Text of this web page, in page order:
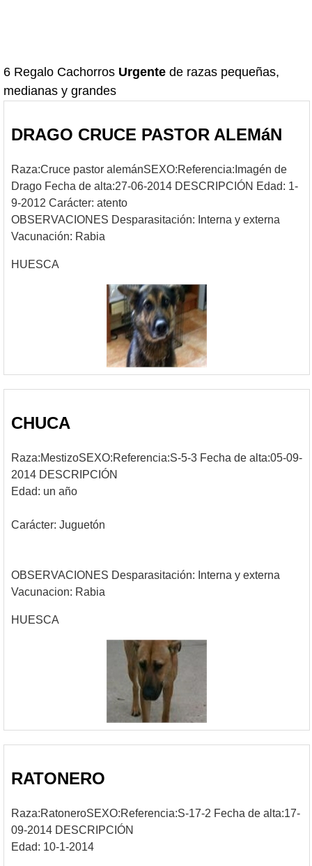
6 Regalo Cachorros Urgente de razas pequeñas,
medianas y grandes
DRAGO CRUCE PASTOR ALEMáN
Raza:Cruce pastor alemánSEXO:Referencia:Imagén de
Drago Fecha de alta:27-06-2014 DESCRIPCIÓN Edad: 1-
9-2012 Carácter: atento
OBSERVACIONES Desparasitación: Interna y externa
Vacunación: Rabia
HUESCA
CHUCA
Raza:MestizoSEXO:Referencia:S-5-3 Fecha de alta:05-09-
2014 DESCRIPCIÓN
Edad: un año
Carácter: Juguetón
OBSERVACIONES Desparasitación: Interna y externa
Vacunacion: Rabia
HUESCA
RATONERO
Raza:RatoneroSEXO:Referencia:S-17-2 Fecha de alta:17-
09-2014 DESCRIPCIÓN
Edad: 10-1-2014